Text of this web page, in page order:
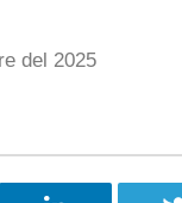
del 2025